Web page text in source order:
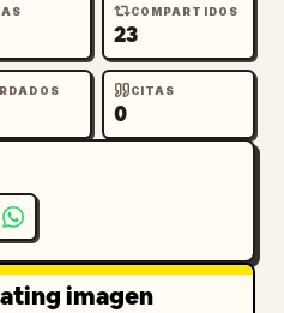
COMPARTIDOS
23
CITAS
0
imagen